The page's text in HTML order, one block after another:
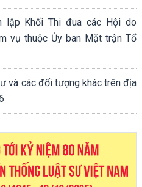
lập Khối Thi đua các Hội do
vụ thuộc Ủy ban Mặt trận Tổ
và các đối tượng khác trên địa